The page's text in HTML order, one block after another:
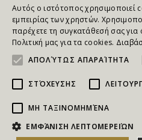
Αυτός ο ιστότοπος χρησιμοποιεί
εμπειρίας των χρηστών.
παρέχετε τη συγκατάθεσή σας
Πολιτική μας για τα cookies.
ΑΠΟΛΎΤΩΣ ΑΠΑΡΑΊΤΗΤΑ
ΣΤΌΧΕΥΣΗΣ
ΜΗ ΤΑΞΙΝΟΜΗΜΈΝΑ
ΕΜΦΆΝΙΣΗ ΛΕΠΤΟΜΕΡΕΙΏΝ